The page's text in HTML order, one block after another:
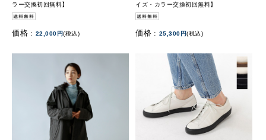
ラー交換初回無料】
価格 : 22,000円(税込)
イズ・カラー交換初回無料】
価格 : 25,300円(税込)